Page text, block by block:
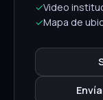
✓Video
✓Mapa de